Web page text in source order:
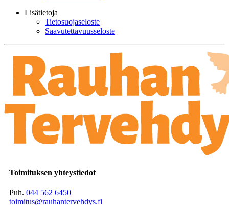
Lisätietoja
Tietosuojaseloste
Saavutettavuusseloste
Toimituksen yhteystiedot
Puh. 044 562 6450
toimitus@rauhantervehdys.fi